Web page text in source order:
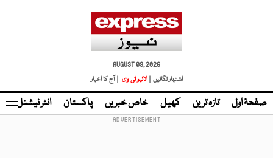
AUGUST 09, 2026
اشتہار لگائیں |
لائیو ٹی وی | آج کا اخبار
صفحۂ اول تازہ ترین کھیل خاص خبریں پاکستان انٹر نیشنل